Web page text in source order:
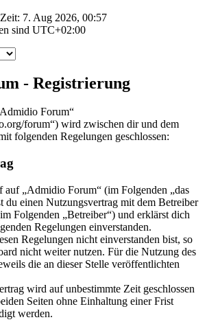
7. Aug 2026, 00:57
sind UTC+02:00
- Registrierung
Forum“
forum“) wird zwischen dir und dem
folgenden Regelungen geschlossen:
„Admidio Forum“ (im Folgenden „das
du einen Nutzungsvertrag mit dem Betreiber
Folgenden „Betreiber“) und erklärst dich
Regelungen einverstanden.
Regelungen nicht einverstanden bist, so
nicht weiter nutzen. Für die Nutzung des
die an dieser Stelle veröffentlichten
wird auf unbestimmte Zeit geschlossen
Seiten ohne Einhaltung einer Frist
werden.